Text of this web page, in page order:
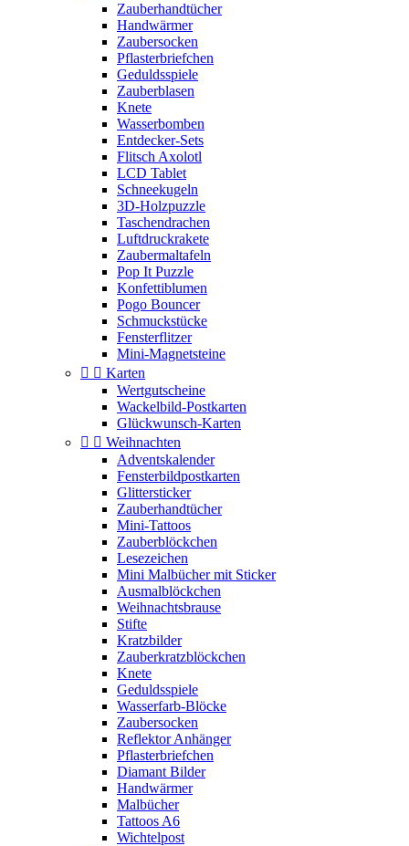
Zauberhandtücher
Handwärmer
Zaubersocken
Pflasterbriefchen
Geduldsspiele
Zauberblasen
Knete
Wasserbomben
Entdecker-Sets
Flitsch Axolotl
LCD Tablet
Schneekugeln
3D-Holzpuzzle
Taschendrachen
Luftdruckrakete
Zaubermaltafeln
Pop It Puzzle
Konfettiblumen
Pogo Bouncer
Schmuckstücke
Fensterflitzer
Mini-Magnetsteine
  Karten
Wertgutscheine
Wackelbild-Postkarten
Glückwunsch-Karten
  Weihnachten
Adventskalender
Fensterbildpostkarten
Glittersticker
Zauberhandtücher
Mini-Tattoos
Zauberblöckchen
Lesezeichen
Mini Malbücher mit Sticker
Ausmalblöckchen
Weihnachtsbrause
Stifte
Kratzbilder
Zauberkratzblöckchen
Knete
Geduldsspiele
Wasserfarb-Blöcke
Zaubersocken
Reflektor Anhänger
Pflasterbriefchen
Diamant Bilder
Handwärmer
Malbücher
Tattoos A6
Wichtelpost